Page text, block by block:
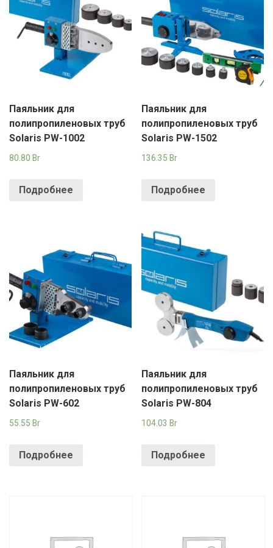
Паяльник для
полипропиленовых труб
Solaris PW-1002
80.80 Br
Подробнее
Паяльник для
полипропиленовых труб
Solaris PW-1502
136.35 Br
Подробнее
Паяльник для
полипропиленовых труб
Solaris PW-602
55.55 Br
Подробнее
Паяльник для
полипропиленовых труб
Solaris PW-804
104.03 Br
Подробнее